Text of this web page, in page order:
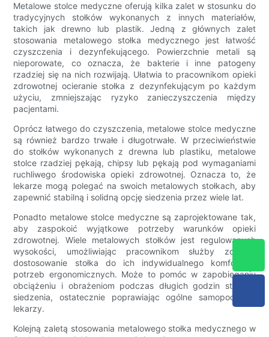
Metalowe stolce medyczne oferują kilka zalet w stosunku do
tradycyjnych stołków wykonanych z innych materiałów,
takich jak drewno lub plastik. Jedną z głównych zalet
stosowania metalowego stołka medycznego jest łatwość
czyszczenia i dezynfekującego. Powierzchnie metali są
nieporowate, co oznacza, że ​​bakterie i inne patogeny
rzadziej się na nich rozwijają. Ułatwia to pracownikom opieki
zdrowotnej ocieranie stołka z dezynfekującym po każdym
użyciu, zmniejszając ryzyko zanieczyszczenia między
pacjentami.
Oprócz łatwego do czyszczenia, metalowe stolce medyczne
są również bardzo trwałe i długotrwałe. W przeciwieństwie
do stołków wykonanych z drewna lub plastiku, metalowe
stolce rzadziej pękają, chipsy lub pękają pod wymaganiami
ruchliwego środowiska opieki zdrowotnej. Oznacza to, że
lekarze mogą polegać na swoich metalowych stołkach, aby
zapewnić stabilną i solidną opcję siedzenia przez wiele lat.
Ponadto metalowe stolce medyczne są zaprojektowane tak,
aby zaspokoić wyjątkowe potrzeby warunków opieki
zdrowotnej. Wiele metalowych stołków jest regulowanych
wysokości, umożliwiając pracownikom służby zdrowia
dostosowanie stołka do ich indywidualnego komfortu i
potrzeb ergonomicznych. Może to pomóc w zapobieganiu
obciążeniu i obrażeniom podczas długich godzin stania i
siedzenia, ostatecznie poprawiając ogólne samopoczucie
lekarzy.
Kolejną zaletą stosowania metalowego stołka medycznego w